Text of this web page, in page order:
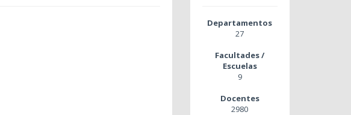
Departamentos
27
Facultades /
Escuelas
9
Docentes
2980